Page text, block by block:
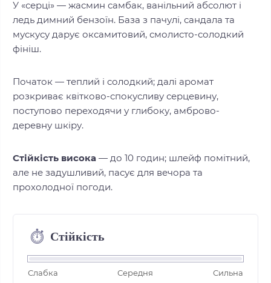
У «серці» — жасмин самбак, ванільний абсолют і
ледь димний бензоїн. База з пачулі, сандала та
мускусу дарує оксамитовий, смолисто-солодкий
фініш.
Початок — теплий і солодкий; далі аромат
розкриває квітково-спокусливу серцевину,
поступово переходячи у глибоку, амброво-
деревну шкіру.
Стійкість висока — до 10 годин; шлейф помітний,
але не задушливий, пасує для вечора та
прохолодної погоди.
⏱︎ Стійкість
Слабка Середня Сильна